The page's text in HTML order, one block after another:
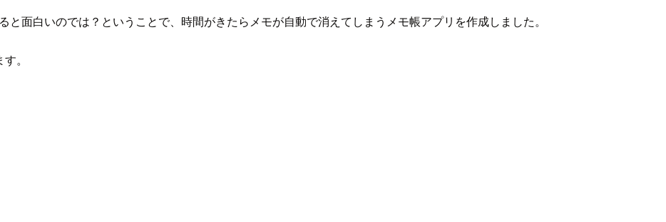
面白いのでは？ということで、時間がきたらメモが自動で消えてしまうメモ帳アプリを作成しました。
。